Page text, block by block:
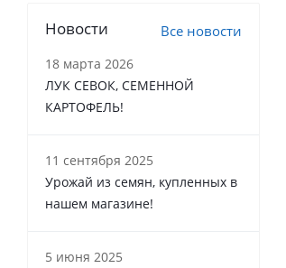
Новости Все новости
18 марта 2026
ЛУК СЕВОК, СЕМЕННОЙ
КАРТОФЕЛЬ!
11 сентября 2025
Урожай из семян, купленных в
нашем магазине!
5 июня 2025